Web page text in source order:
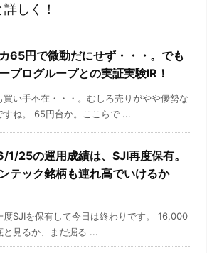
しく！
65円で微動だにせず・・・。でも
プログループとの実証実験IR！
買い手不在・・・。むしろ売りがやや優勢な
すね。 65円台か。ここらで ...
1/25の運用成績は、SJI再度保有。
テック銘柄も連れ高でいけるか
度SJIを保有して今日は終わりです。 16,000
と見るか、まだ掘る ...